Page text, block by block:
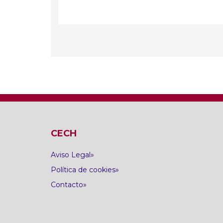
CECH
Aviso Legal
Política de cookies
Contacto